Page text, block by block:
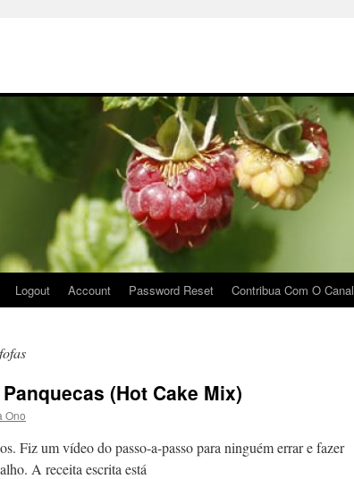
Logout Account Password Reset Contribua Com O Canal
(Hot Cake Mix)
Ono
Fiz um vídeo do passo-a-passo para ninguém errar e fazer
A receita escrita está